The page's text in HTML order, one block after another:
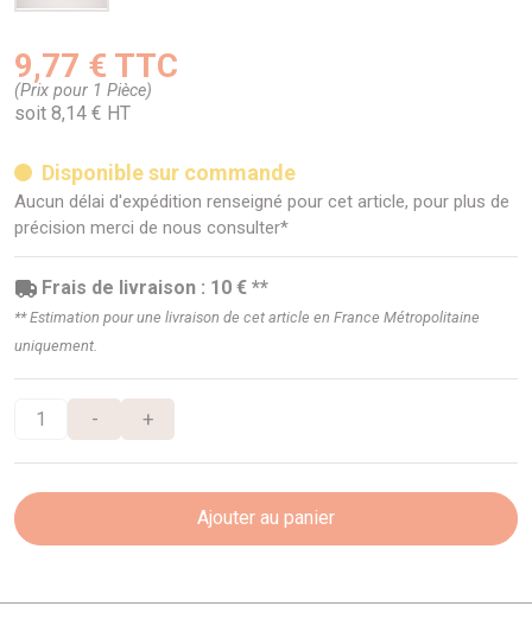
9,77 € TTC
(Prix pour 1 Pièce)
soit 8,14 € HT
Disponible sur commande
Aucun délai d'expédition renseigné pour cet article, pour plus de
précision merci de nous consulter*
Frais de livraison : 10 € **
** Estimation pour une livraison de cet article en France Métropolitaine
uniquement.
- +
Ajouter au panier